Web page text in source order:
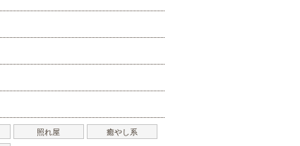
照れ屋
癒やし系